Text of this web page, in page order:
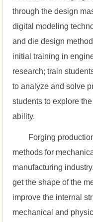
through the design
digital modeling
and die design
initial training in
research; train
to analyze and solve
students to explore
ability.
Forging
methods for
manufacturing
get the shape of the
improve the internal
mechanical and